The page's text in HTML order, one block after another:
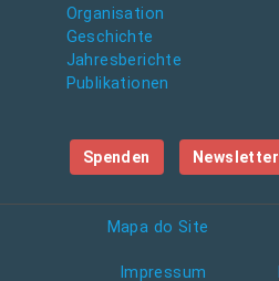
Organisation
Geschichte
Jahresberichte
Publikationen
Spenden Newsletter
Mapa do Site
Impressum